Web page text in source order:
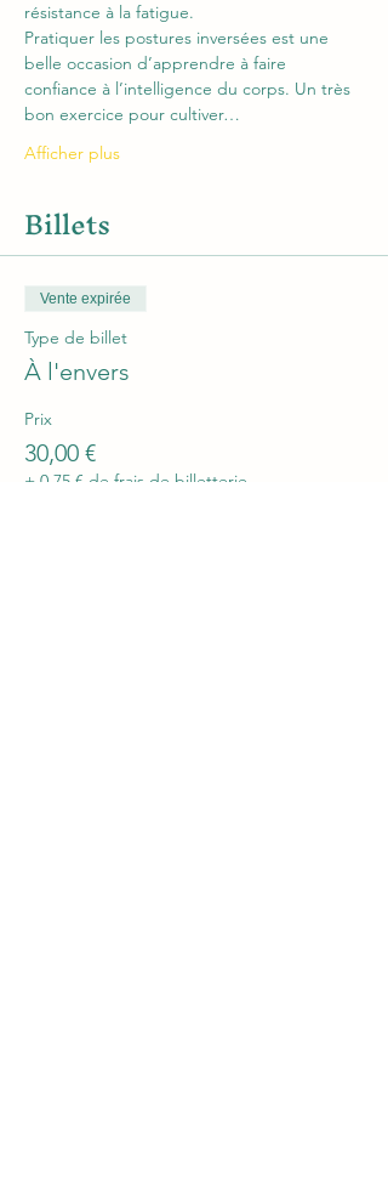
résistance à la fatigue.
Pratiquer les postures inversées est une
belle occasion d’apprendre à faire
confiance à l’intelligence du corps. Un très
bon exercice pour cultiver…
Afficher plus
Billets
Vente expirée
Type de billet
À l'envers
Prix
30,00 €
+ 0,75 € de frais de billetterie